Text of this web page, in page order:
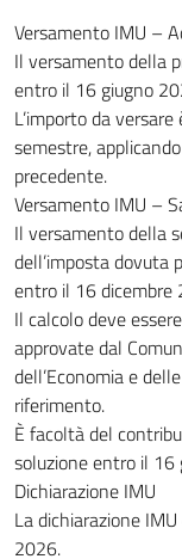
Versamento IMU –
Il versamento della
entro il 16 giugno
L’importo da
semestre,
precedente.
Versamento IMU –
Il versamento della
dell’imposta dovuta
entro il 16 dicembre
Il calcolo deve
approvate dal
dell’Economia e
riferimento.
È facoltà del
soluzione entro il 16
Dichiarazione IMU
La dichiarazione
2026.